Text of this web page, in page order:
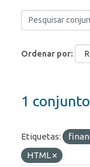
Ordenar por
1
Etiquetas:
HTML